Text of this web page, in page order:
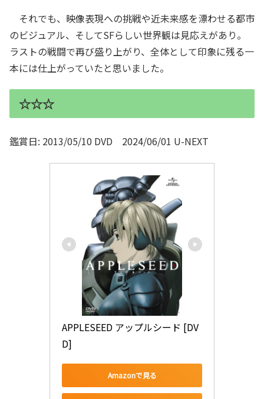
それでも、映像表現への挑戦や近未来感を漂わせる都市
のビジュアル、そしてSFらしい世界観は見応えがあり。
ラストの戦闘で再び盛り上がり、全体として印象に残る一
本には仕上がっていたと思いました。
☆☆☆
鑑賞日: 2013/05/10 DVD 2024/06/01 U-NEXT
APPLESEED アップルシード [DV
D]
Amazonで見る